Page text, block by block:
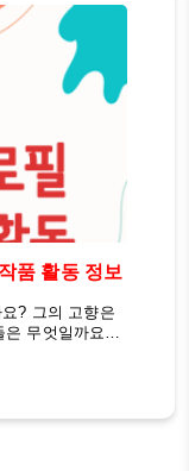
가행"의 프리퀄
연하기도 하고
무술의 천재주
과 무술에 모두
가지고..
품 활동 정보
? 그의 고향은
은 무엇일까요?
록 하겠습니